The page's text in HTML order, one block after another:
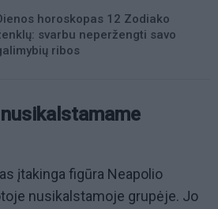
horoskopas 12 Zodiako
svarbu neperžengti savo
ribos
įtakinga figūra Neapolio
nusikalstamoje grupėje. Jo